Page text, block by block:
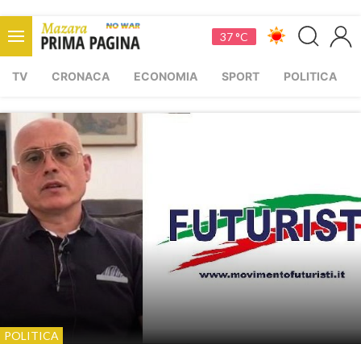
37 °C
TV CRONACA ECONOMIA SPORT POLITICA
POLITICA